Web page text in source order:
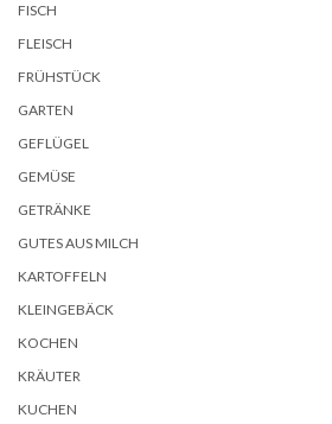
FISCH
FLEISCH
FRÜHSTÜCK
GARTEN
GEFLÜGEL
GEMÜSE
GETRÄNKE
GUTES AUS MILCH
KARTOFFELN
KLEINGEBÄCK
KOCHEN
KRÄUTER
KUCHEN